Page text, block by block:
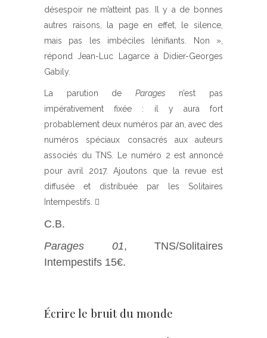
désespoir ne m’atteint pas. Il y a de bonnes
autres raisons, la page en effet, le silence,
mais pas les imbéciles lénifiants. Non »,
répond Jean-Luc Lagarce à Didier-Georges
Gabily.
La parution de Parages n’est pas
impérativement fixée : il y aura fort
probablement deux numéros par an, avec des
numéros spéciaux consacrés aux auteurs
associés du TNS. Le numéro 2 est annoncé
pour avril 2017. Ajoutons que la revue est
diffusée et distribuée par les Solitaires
Intempestifs. 
C.B.
Parages 01, TNS/Solitaires
Intempestifs 15€.
Écrire le bruit du monde